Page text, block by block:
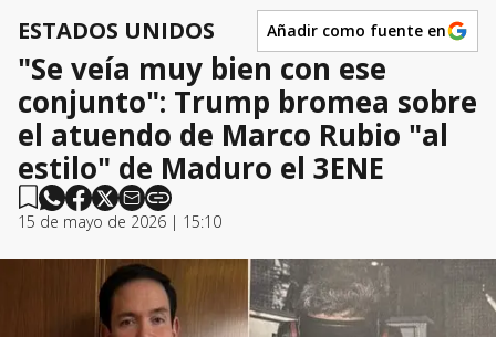
ESTADOS UNIDOS Añadir como fuente en
"Se veía muy bien con ese
conjunto": Trump bromea sobre
el atuendo de Marco Rubio "al
estilo" de Maduro el 3ENE
15 de mayo de 2026 | 15:10